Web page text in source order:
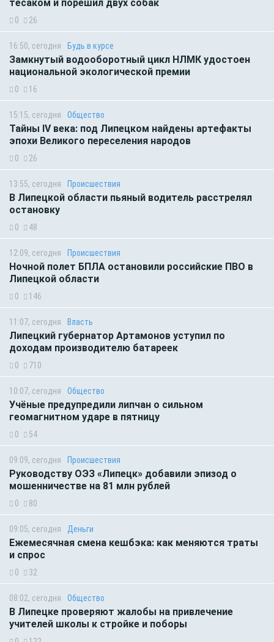
тесаком и порешил двух собак
0 26
16:50, сегодня Будь в курсе
Замкнутый водооборотный цикл НЛМК удостоен
национальной экологической премии
0 16
15:15, сегодня Общество
Тайны IV века: под Липецком найдены артефакты
эпохи Великого переселения народов
0 26
13:55, сегодня Происшествия
В Липецкой области пьяный водитель расстрелял
остановку
0 48
12:09, сегодня Происшествия
Ночной полет БПЛА остановили российские ПВО в
Липецкой области
0 146
11:07, сегодня Власть
Липецкий губернатор Артамонов уступил по
доходам производителю батареек
0 710
10:07, сегодня Общество
Учёные предупредили липчан о сильном
геомагнитном ударе в пятницу
0 54
09:09, сегодня Происшествия
Руководству ОЭЗ «Липецк» добавили эпизод о
мошенничестве на 81 млн рублей
0 80
09:05, сегодня Деньги
Ежемесячная смена кешбэка: как меняются траты
и спрос
0 32
08:02, сегодня Общество
В Липецке проверяют жалобы на привлечение
учителей школы к стройке и поборы